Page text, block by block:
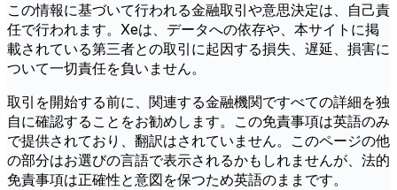
この情報に基づいて行われる金融取引や意思決定は、自己責
任で行われます。Xeは、データへの依存や、本サイトに掲
載されている第三者との取引に起因する損失、遅延、損害に
ついて一切責任を負いません。
取引を開始する前に、関連する金融機関ですべての詳細を独
自に確認することをお勧めします。この免責事項は英語のみ
で提供されており、翻訳はされていません。このページの他
の部分はお選びの言語で表示されるかもしれませんが、法的
免責事項は正確性と意図を保つため英語のままです。